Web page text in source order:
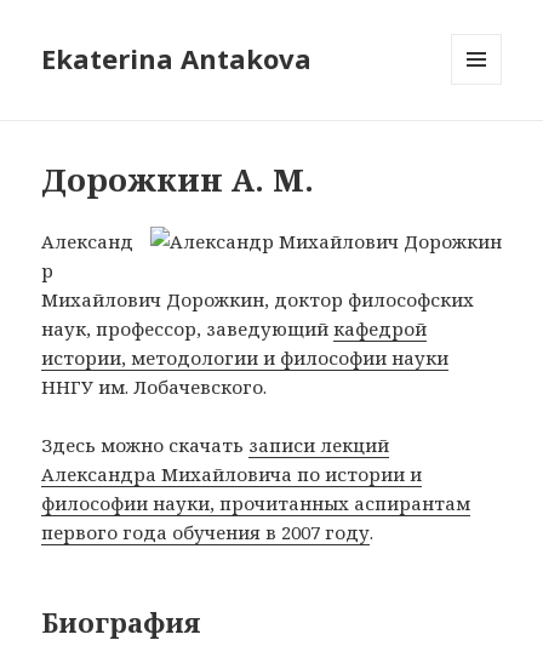
Ekaterina Antakova
Дорожкин А. М.
Александ
р
Михайлович Дорожкин, доктор философских
наук, профессор, заведующийкафедрой
истории, методологии и философии науки
ННГУ им. Лобачевского.
Здесь можно скачать записи лекций
Александра Михайловича по истории и
философии науки, прочитанных аспирантам
первого года обучения в 2007 году.
Биография